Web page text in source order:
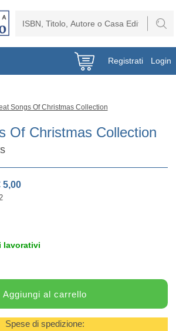
Registrati Login
Of Christmas Collection
5,00
lavorativi
Spese di spedizione: